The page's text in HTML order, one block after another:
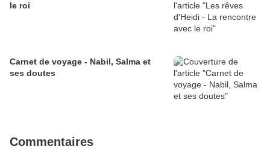
le roi
Carnet de voyage - Nabil, Salma et
ses doutes
Commentaires